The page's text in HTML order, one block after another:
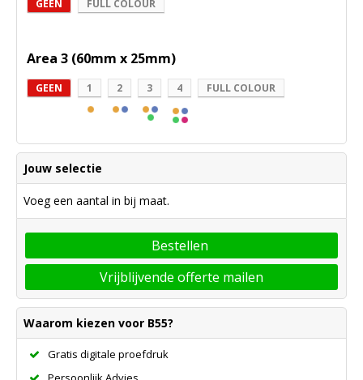
GEEN FULL COLOUR
Area 3 (60mm x 25mm)
GEEN 1 2 3 4 FULL COLOUR
Jouw selectie
Voeg een aantal in bij maat.
Bestellen
Vrijblijvende offerte mailen
Waarom kiezen voor B55?
Gratis digitale proefdruk